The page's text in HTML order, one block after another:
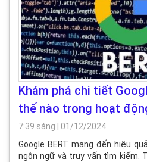
Khám phá chi tiết
thế nào trong hoạt
7:39 sáng
01/12/2024
Google BERT mang đến hiệu
ngôn ngữ và truy vấn tìm kiếm.